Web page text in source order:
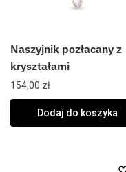
Naszyjnik pozłacany z
kryształami
154,00 zł
Dodaj do koszyka